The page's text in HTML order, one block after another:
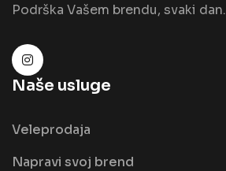
Podrška Vašem brendu, svaki dan.
Naše usluge
Veleprodaja
Napravi svoj brend